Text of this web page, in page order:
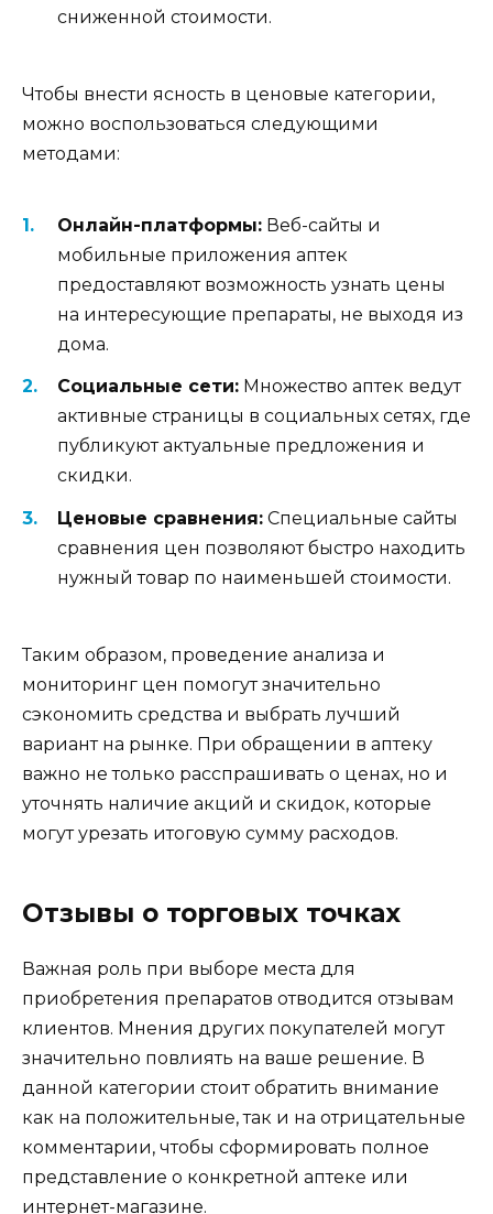
сниженной стоимости.
Чтобы внести ясность в ценовые категории,
можно воспользоваться следующими
методами:
Онлайн-платформы: Веб-сайты и
мобильные приложения аптек
предоставляют возможность узнать цены
на интересующие препараты, не выходя из
дома.
Социальные сети: Множество аптек ведут
активные страницы в социальных сетях, где
публикуют актуальные предложения и
скидки.
Ценовые сравнения: Специальные сайты
сравнения цен позволяют быстро находить
нужный товар по наименьшей стоимости.
Таким образом, проведение анализа и
мониторинг цен помогут значительно
сэкономить средства и выбрать лучший
вариант на рынке. При обращении в аптеку
важно не только расспрашивать о ценах, но и
уточнять наличие акций и скидок, которые
могут урезать итоговую сумму расходов.
Отзывы о торговых точках
Важная роль при выборе места для
приобретения препаратов отводится отзывам
клиентов. Мнения других покупателей могут
значительно повлиять на ваше решение. В
данной категории стоит обратить внимание
как на положительные, так и на отрицательные
комментарии, чтобы сформировать полное
представление о конкретной аптеке или
интернет-магазине.